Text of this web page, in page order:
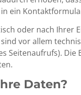
ein
oder nach Ihrer
vor allem
Seitenaufrufs).
Daten?